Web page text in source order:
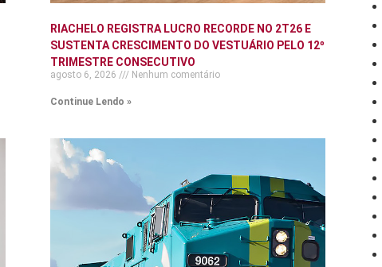
RIACHELO REGISTRA LUCRO RECORDE NO 2T26 E
SUSTENTA CRESCIMENTO DO VESTUÁRIO PELO 12º
TRIMESTRE CONSECUTIVO
agosto 6, 2026 Nenhum comentário
Continue Lendo »